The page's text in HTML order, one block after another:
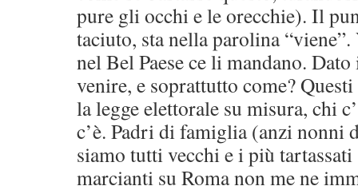
pure gli occhi e le orecchie). Il
taciuto, sta nella parolina
nel Bel Paese ce li mandano.
venire, e soprattutto come?
la legge elettorale su misura, chi
c’è. Padri di famiglia (anzi nonni
siamo tutti vecchi e i più
marcianti su Roma non me ne